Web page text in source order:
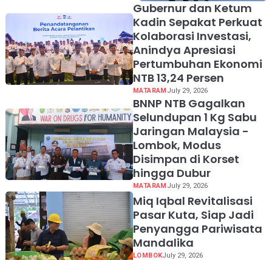
Gubernur dan Ketum
Kadin Sepakat Perkuat
Kolaborasi Investasi,
Anindya Apresiasi
Pertumbuhan Ekonomi
NTB 13,24 Persen
MATARAM July 29, 2026
BNNP NTB Gagalkan
Selundupan 1 Kg Sabu
Jaringan Malaysia -
Lombok, Modus
Disimpan di Korset
hingga Dubur
MATARAM July 29, 2026
Miq Iqbal Revitalisasi
Pasar Kuta, Siap Jadi
Penyangga Pariwisata
Mandalika
LOMBOKJuly 29, 2026